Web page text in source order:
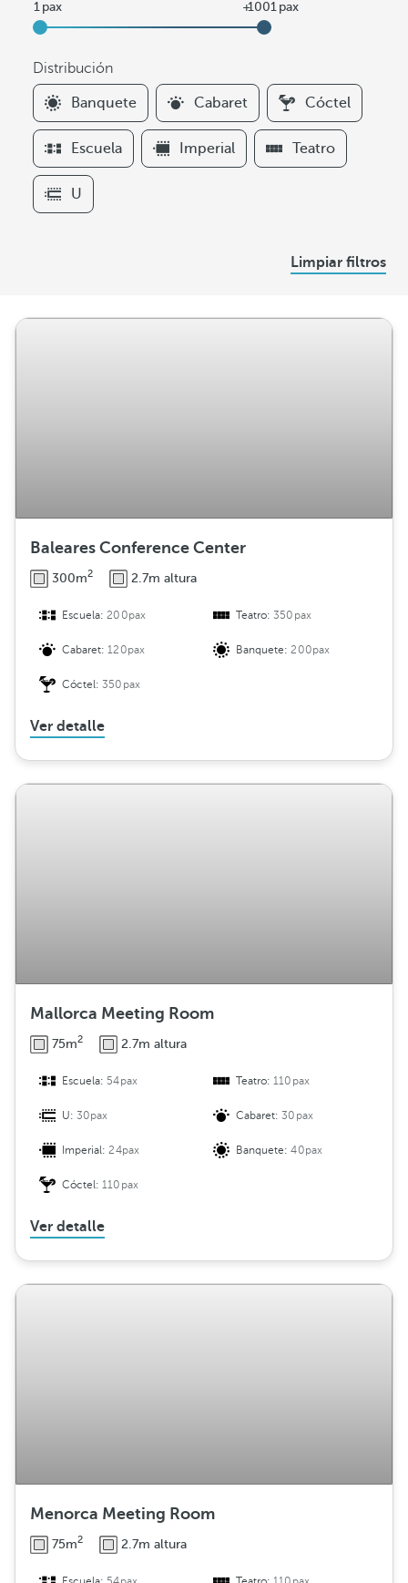
Distribución
F
i
l
t
e
r
Banquete Cabaret Cóctel
Escuela Imperial Teatro
U
Limpiar filtros
Baleares Conference Center
300m2 2.7m altura
Escuela:200pax Teatro:350pax
Cabaret:120pax Banquete:200pax
Cóctel:350pax
Ver detalle
Mallorca Meeting Room
75m2 2.7m altura
Escuela: 54pax Teatro:110pax
U:30pax Cabaret:30pax
Imperial:24pax Banquete:40pax
Cóctel:110pax
Ver detalle
Menorca Meeting Room
75m2 2.7m altura